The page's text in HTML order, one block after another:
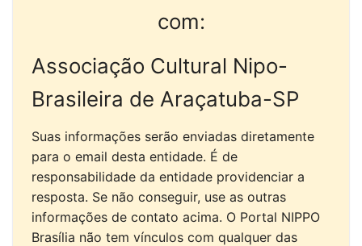
com:
Associação Cultural Nipo-
Brasileira de Araçatuba-SP
Suas informações serão enviadas diretamente
para o email desta entidade. É de
responsabilidade da entidade providenciar a
resposta. Se não conseguir, use as outras
informações de contato acima. O Portal NIPPO
Brasília não tem vínculos com qualquer das